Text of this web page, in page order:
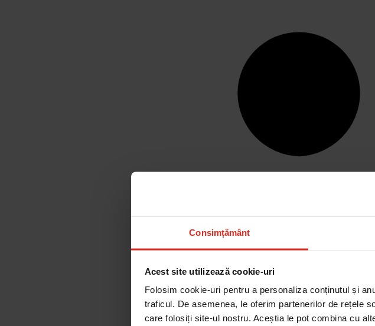
Consimțământ
Acest site utilizează cookie-uri
Folosim cookie-uri pentru a personaliza conținutul și
traficul. De asemenea, le oferim partenerilor de rețele
care folosiți site-ul nostru. Aceștia le pot combina cu